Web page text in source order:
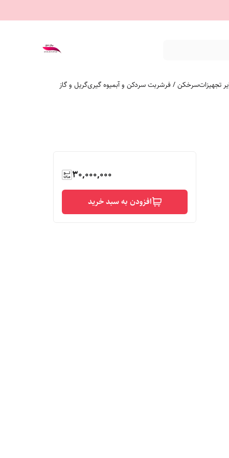
تجهیزاتسرخکن / فرشربت سردکن و آبمیوه گیریگریل و گاز
30,000,000
افزودن به سبد خرید